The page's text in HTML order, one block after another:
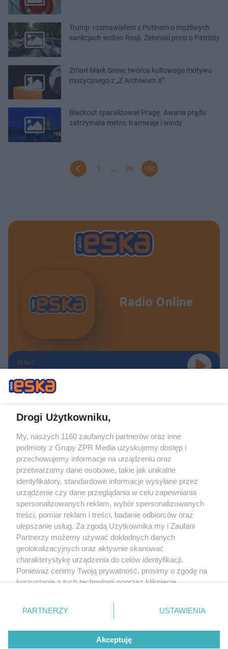
Trump: rozmawiałem z Putinem o możliwych
sankcjach wobec Rosji. Zełenski prosi o Patrioty
Zmarł Mark Snow, twórca kultowego motywu
muzycznego z „Z Archiwum X”
Blackout sparaliżował Pragę. Awaria prądu
zatrzymała metro, tramwaje i windy
1 99 100
Radio Online
TERAZ
GRAMY
Żaden utwór zamieszczony w serwisie nie może być powielany i
rozpowszechniany lub dalej rozpowszechniany w jakikolwiek sposób (w
tym także elektroniczny lub mechaniczny) na jakimkolwiek polu
eksploatacji w jakiejkolwiek formie, włącznie z umieszczaniem w Internecie
bez pisemnej zgody właściciela praw. Jakiekolwiek użycie lub
wykorzystanie utworów w całości lub w części z naruszeniem prawa, tzn.
bez właściwej zgody, jest zabronione pod groźbą kary i może być ścigane
prawnie.
O nas
Drogi Użytkowniku,
My, naszych 1160 zaufanych partnerów oraz inne
podmioty z Grupy ZPR Media uzyskujemy dostęp i
przechowujemy informacje na urządzeniu oraz
przetwarzamy dane osobowe, takie jak unikalne
identyfikatory, standardowe informacje wysyłane przez
urządzenie czy dane przeglądania w celu zapewniania
spersonalizowanych reklam, wybór spersonalizowanych
treści, pomiar reklam i treści, badanie odbiorców oraz
ulepszanie usług. Za zgodą Użytkownika my i Zaufani
Partnerzy możemy używać dokładnych danych
geolokalizacyjnych oraz aktywnie skanować
charakterystykę urządzenia do celów identyfikacji.
Ponieważ cenimy Twoją prywatność, prosimy o zgodę na
korzystanie z tych technologii poprzez kliknięcie
zmienić/wycofać klikając przycisk ustawień prywatności
znajdujący się w lewym dolnym rogu strony
rodzaje przetwarzania danych nie wymagają zgody
użytkownika, ale masz prawo sprzeciwić się takiemu
PARTNERZY USTAWIENIA
Akceptuję